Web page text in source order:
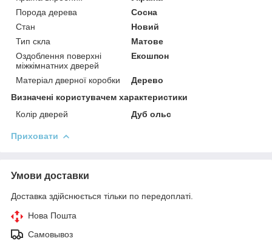
Порода дерева
Сосна
Стан
Новий
Тип скла
Матове
Оздоблення поверхні
міжкімнатних дверей
Екошпон
Матеріал дверної коробки
Дерево
Визначені користувачем характеристики
Колір дверей
Дуб ольс
Приховати
Умови доставки
Доставка здійснюється тільки по передоплаті.
Нова Пошта
Самовывоз